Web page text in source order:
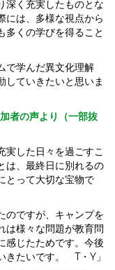
深く充実したものとな
には、多様な視点から
多くの学びを得ること
で学んだ異文化理解
していきたいと思いま
者の声より（一部抜
実した日々を過ごすこ
は、最終日に別れるの
とって大切な宝物で
のですが、キャンプを
は様々な問題が教育問
感じたためです。今後
きたいです。 T・Y」